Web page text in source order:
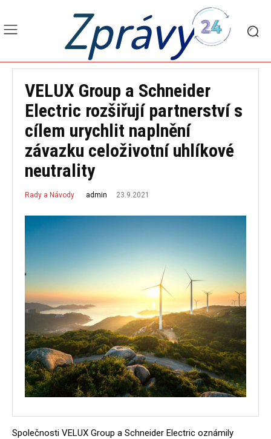
Zprávy
VELUX Group a Schneider
Electric rozšiřují partnerství s
cílem urychlit naplnění
závazku celoživotní uhlíkové
neutrality
Rady a Návody admin 23.9.2021
Společnosti VELUX Group a Schneider Electric oznámily